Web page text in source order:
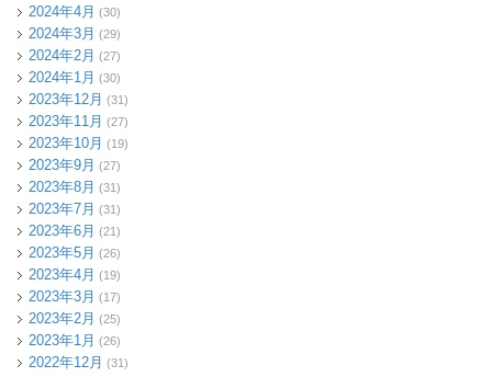
2024年4月 (30)
2024年3月 (29)
2024年2月 (27)
2024年1月 (30)
2023年12月 (31)
2023年11月 (27)
2023年10月 (19)
2023年9月 (27)
2023年8月 (31)
2023年7月 (31)
2023年6月 (21)
2023年5月 (26)
2023年4月 (19)
2023年3月 (17)
2023年2月 (25)
2023年1月 (26)
2022年12月 (31)